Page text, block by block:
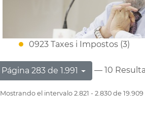
0923 Taxes i Impostos (3)
Página 283 de 1.991 — 10
Mostrando el intervalo 2.821 - 2.830 de